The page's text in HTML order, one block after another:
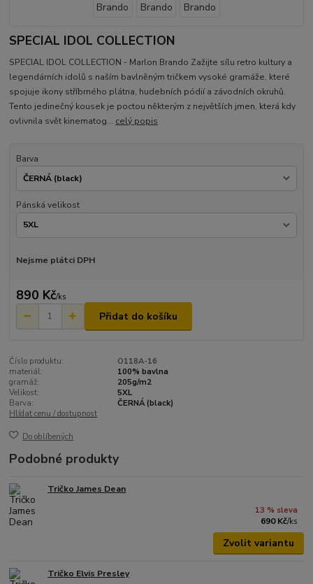
SPECIAL IDOL COLLECTION
SPECIAL IDOL COLLECTION - Marlon Brando Zažijte sílu retro kultury a
legendárních idolů s naším bavlněným tričkem vysoké gramáže, které
spojuje ikony stříbrného plátna, hudebních pódií a závodních okruhů.
Tento jedinečný kousek je poctou některým z největších jmen, která kdy
ovlivnila svět kinematog... celý popis
Barva
Pánská velikost
Nejsme plátci DPH
890 Kč/ks
Přidat do košíku
Číslo produktu:
O118A-16
materiál:
100% bavlna
gramáž:
205g/m2
Velikost:
5XL
Barva:
ČERNÁ (black)
Hlídat cenu / dostupnost
Do oblíbených
Podobné produkty
Tričko James Dean
13 % sleva
690 Kč/ks
Zvolit variantu
Tričko Elvis Presley